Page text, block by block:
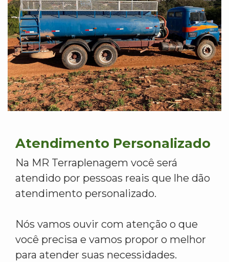
Atendimento Personalizado
Na MR Terraplenagem você será
atendido por pessoas reais que lhe dão
atendimento personalizado.
Nós vamos ouvir com atenção o que
você precisa e vamos propor o melhor
para atender suas necessidades.